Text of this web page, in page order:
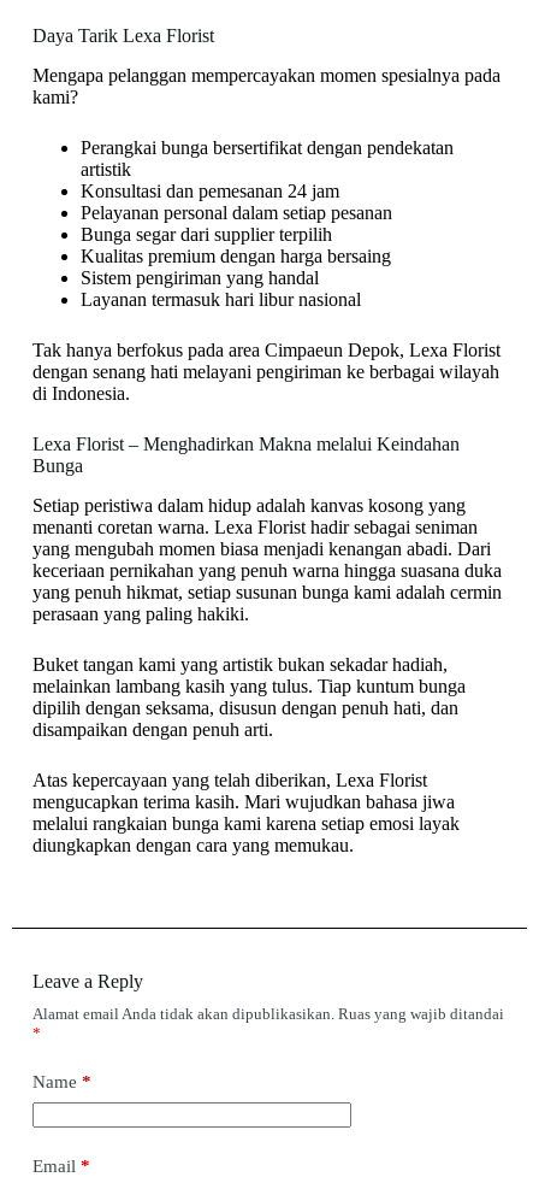
Daya Tarik Lexa Florist
Mengapa pelanggan mempercayakan momen spesialnya pada
kami?
Perangkai bunga bersertifikat dengan pendekatan
artistik
Konsultasi dan pemesanan 24 jam
Pelayanan personal dalam setiap pesanan
Bunga segar dari supplier terpilih
Kualitas premium dengan harga bersaing
Sistem pengiriman yang handal
Layanan termasuk hari libur nasional
Tak hanya berfokus pada area Cimpaeun Depok, Lexa Florist
dengan senang hati melayani pengiriman ke berbagai wilayah
di Indonesia.
Lexa Florist – Menghadirkan Makna melalui Keindahan
Bunga
Setiap peristiwa dalam hidup adalah kanvas kosong yang
menanti coretan warna. Lexa Florist hadir sebagai seniman
yang mengubah momen biasa menjadi kenangan abadi. Dari
keceriaan pernikahan yang penuh warna hingga suasana duka
yang penuh hikmat, setiap susunan bunga kami adalah cermin
perasaan yang paling hakiki.
Buket tangan kami yang artistik bukan sekadar hadiah,
melainkan lambang kasih yang tulus. Tiap kuntum bunga
dipilih dengan seksama, disusun dengan penuh hati, dan
disampaikan dengan penuh arti.
Atas kepercayaan yang telah diberikan, Lexa Florist
mengucapkan terima kasih. Mari wujudkan bahasa jiwa
melalui rangkaian bunga kami karena setiap emosi layak
diungkapkan dengan cara yang memukau.
Leave a Reply
Alamat email Anda tidak akan dipublikasikan. Ruas yang wajib ditandai
*
Name *
Email *